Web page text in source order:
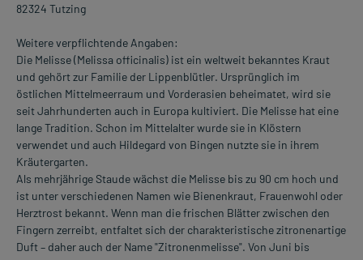
82324 Tutzing
Weitere verpflichtende Angaben:
Die Melisse (Melissa officinalis) ist ein weltweit bekanntes Kraut
und gehört zur Familie der Lippenblütler. Ursprünglich im
östlichen Mittelmeerraum und Vorderasien beheimatet, wird sie
seit Jahrhunderten auch in Europa kultiviert. Die Melisse hat eine
lange Tradition. Schon im Mittelalter wurde sie in Klöstern
verwendet und auch Hildegard von Bingen nutzte sie in ihrem
Kräutergarten.
Als mehrjährige Staude wächst die Melisse bis zu 90 cm hoch und
ist unter verschiedenen Namen wie Bienenkraut, Frauenwohl oder
Herztrost bekannt. Wenn man die frischen Blätter zwischen den
Fingern zerreibt, entfaltet sich der charakteristische zitronenartige
Duft – daher auch der Name "Zitronenmelisse". Von Juni bis